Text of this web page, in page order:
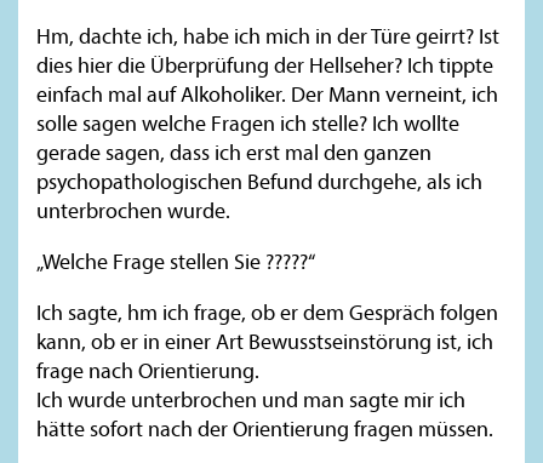
Hm, dachte ich, habe ich mich in der Türe geirrt? Ist
dies hier die Überprüfung der Hellseher? Ich tippte
einfach mal auf Alkoholiker. Der Mann verneint, ich
solle sagen welche Fragen ich stelle? Ich wollte
gerade sagen, dass ich erst mal den ganzen
psychopathologischen Befund durchgehe, als ich
unterbrochen wurde.
„Welche Frage stellen Sie ?????“
Ich sagte, hm ich frage, ob er dem Gespräch folgen
kann, ob er in einer Art Bewusstseinstörung ist, ich
frage nach Orientierung.
Ich wurde unterbrochen und man sagte mir ich
hätte sofort nach der Orientierung fragen müssen.